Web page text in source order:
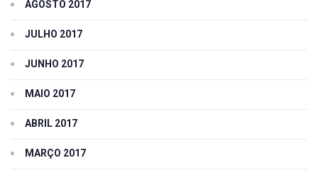
AGOSTO 2017
JULHO 2017
JUNHO 2017
MAIO 2017
ABRIL 2017
MARÇO 2017